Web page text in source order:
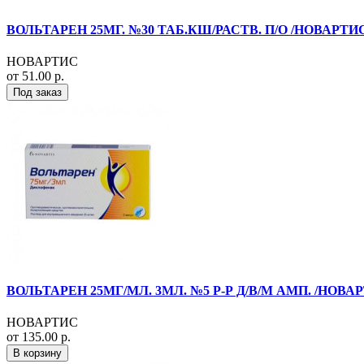
ВОЛЬТАРЕН 25МГ. №30 ТАБ.КШ/РАСТВ. П/О /
НОВАРТИС
от 51.00 р.
Под заказ
ВОЛЬТАРЕН 25МГ/МЛ. 3МЛ. №5 Р-Р Д/В/М АМП. /
НОВАРТИС
от 135.00 р.
В корзину